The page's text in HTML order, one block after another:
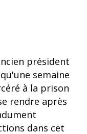
président
semaine
à la prison
rendre après
dans cet